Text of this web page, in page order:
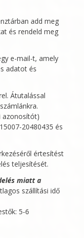
add meg
és rendeld meg
e-mail-t, amely
adatot és
Átutalással
azonosítót)
20480435 és
értesítést
teljesítését.
miatt a
szállítási idő
5-6